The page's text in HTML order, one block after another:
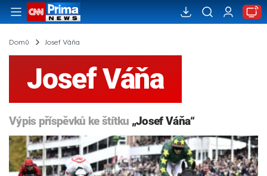
Domů Josef Váňa
Josef Váňa
Výpis příspěvků ke štítku „Josef Váňa“